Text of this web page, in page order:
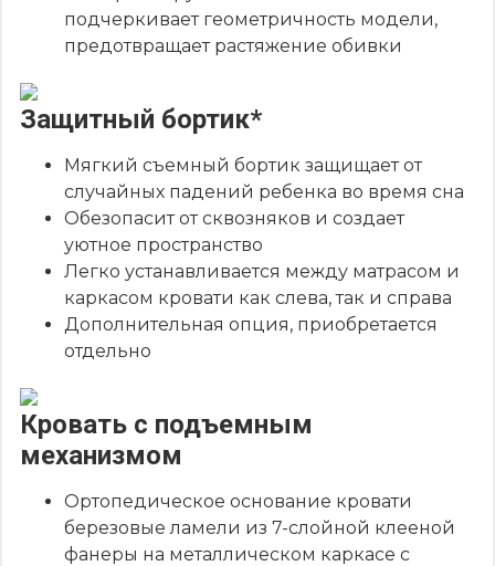
подчеркивает геометричность модели,
предотвращает растяжение обивки
Защитный бортик*
Мягкий съемный бортик защищает от
случайных падений ребенка во время сна
Обезопасит от сквозняков и создает
уютное пространство
Легко устанавливается между матрасом и
каркасом кровати как слева, так и справа
Дополнительная опция, приобретается
отдельно
Кровать с подъемным
механизмом
Ортопедическое основание кровати
березовые ламели из 7-слойной клееной
фанеры на металлическом каркасе с